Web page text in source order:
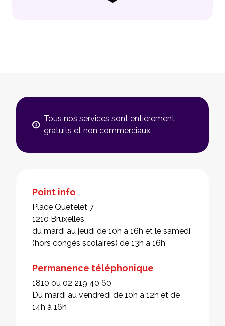
Tous nos services sont entièrement
gratuits et non commerciaux.
Point info
Place Quetelet 7
1210 Bruxelles
du mardi au jeudi de 10h à 16h et le samedi
(hors congés scolaires) de 13h à 16h
Permanence téléphonique
1810 ou 02 219 40 60
Du mardi au vendredi de 10h à 12h et de
14h à 16h